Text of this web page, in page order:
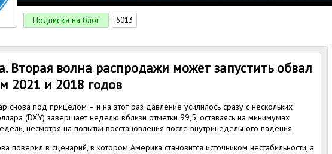
Подписка на блог 6013
Вторая волна распродажи может запустить обвал
2021 и 2018 годов
снова под прицелом – и на этот раз давление усилилось сразу с нескольких
(DXY) завершает неделю вблизи отметки 99,5, оставаясь на минимумах
несмотря на попытки восстановления после внутринедельного падения.
поверил в сценарий, в котором Америка становится источником нестабильности, а